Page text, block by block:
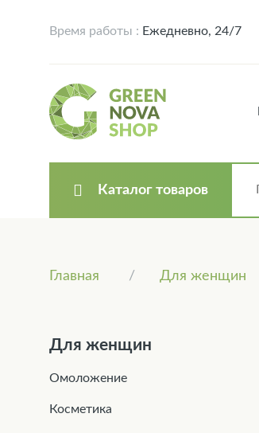
Время работы : Ежедневно, 24/7
Каталог товаров
Главная Для женщин
Для женщин
Омоложение
Косметика